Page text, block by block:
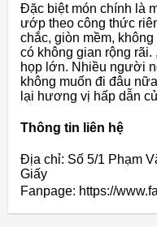
Đặc biệt món chính là
ướp theo công thức
chắc, giòn mềm,
có không gian rộng
họp lớn. Nhiều người
không muốn đi đâu
lại hương vị hấp dẫn
Thông tin liên hệ
Địa chỉ: Số 5/1 Phạm
Giấy
Fanpage: https://